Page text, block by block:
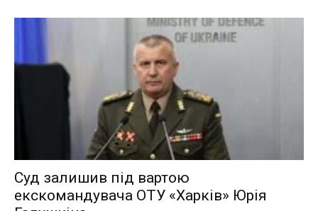
Суд залишив під вартою
екскомандувача ОТУ «Харків» Юрія